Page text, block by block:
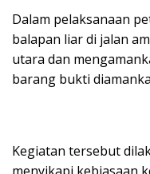
Dalam pelaksanaan
balapan liar di jalan
utara dan
barang bukti
Kegiatan tersebut